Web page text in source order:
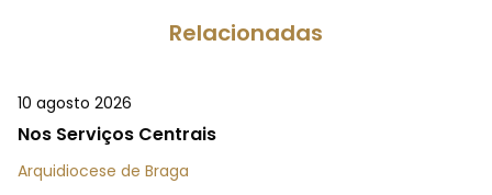
Relacionadas
10 agosto 2026
Nos Serviços Centrais
Arquidiocese de Braga